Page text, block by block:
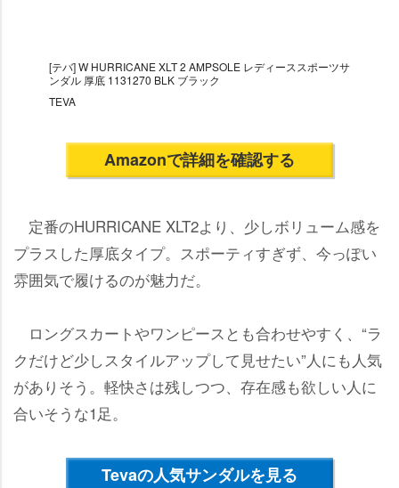
[テバ] W HURRICANE XLT 2 AMPSOLE レディーススポーツサ
ンダル 厚底 1131270 BLK ブラック
TEVA
Amazonで詳細を確認する
定番のHURRICANE XLT2より、少しボリューム感を
プラスした厚底タイプ。スポーティすぎず、今っぽい
雰囲気で履けるのが魅力だ。
ロングスカートやワンピースとも合わせやすく、“ラ
クだけど少しスタイルアップして見せたい”人にも人気
がありそう。軽快さは残しつつ、存在感も欲しい人に
合いそうな1足。
Tevaの人気サンダルを見る